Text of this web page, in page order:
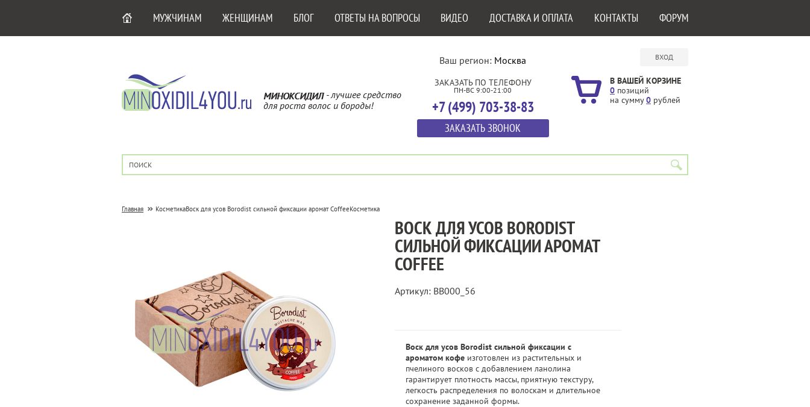
МУЖЧИНАМ ЖЕНЩИНАМ БЛОГ ОТВЕТЫ НА ВОПРОСЫ ВИДЕО ДОСТАВКА И ОПЛАТА КОНТАКТЫ ФОРУМ
МИНОКСИДИЛ- лучшее средство
для роста волос и бороды!
Ваш регион: Москва
ЗАКАЗАТЬ ПО ТЕЛЕФОНУ
ПН-ВС 9:00-21:00
+7 (499) 703-38-83
ЗАКАЗАТЬ ЗВОНОК
ВХОД
В ВАШЕЙ КОРЗИНЕ
0 позиций
на сумму0 рублей
Главная КосметикаВоск для усов Borodist сильной фиксации аромат CoffeeКосметика
ВОСК ДЛЯ УСОВ BORODIST
СИЛЬНОЙ ФИКСАЦИИ АРОМАТ
COFFEE
Артикул: BB000_56
Воск для усов Borodist сильной фиксации с
ароматом кофе изготовлен из растительных и
пчелиного восков с добавлением ланолина
гарантирует плотность массы, приятную текстуру,
легкость распределения по волоскам и длительное
сохранение заданной формы.